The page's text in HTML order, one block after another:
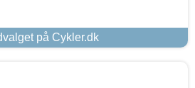
på Cykler.dk